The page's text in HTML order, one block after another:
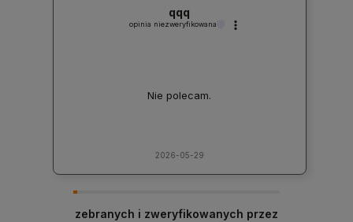
qqq
opinia niezweryfikowana
Nie polecam.
2026-05-29
zebranych i zweryfikowanych przez